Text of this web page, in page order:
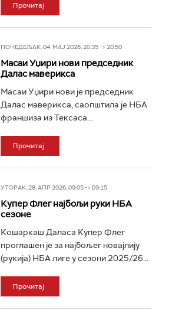
Прочитај
ПОНЕДЕЉАК, 04. МАЈ 2026, 20:35 -> 20:50
Масаи Уџири нови председник
Далас маверикса
Масаи Уџири нови је председник
Далас маверикса, саопштила је НБА
франшиза из Тексаса...
Прочитај
УТОРАК, 28. АПР 2026, 09:05 -> 09:15
Купер Флег најбољи руки НБА
сезоне
Кошаркаш Даласа Купер Флег
проглашен је за најбољег новајлију
(рукија) НБА лиге у сезони 2025/26...
Прочитај